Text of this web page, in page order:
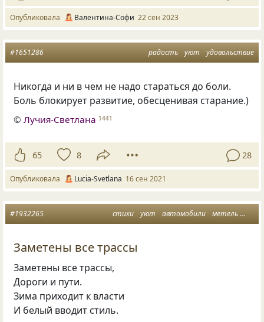
Опубликовала Валентина-Софи 22 сен 2023
радость уют удовольствие
#1651286
Никогда и ни в чем не надо стараться до боли.
Боль блокирует развитие, обесценивая старание.)
©Лучия-Светлана 1441
65 8 28
Опубликовала Lucia-Svetlana 16 сен 2021
стихи уют автомобили метель
#1932265
Заметены все трассы
Заметены все трассы,
Дороги и пути.
Зима приходит к власти
И белый вводит стиль.